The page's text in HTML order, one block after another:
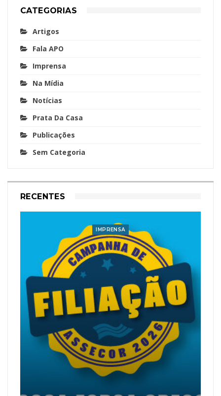
CATEGORIAS
Artigos
Fala APO
Imprensa
Na Mídia
Notícias
Prata Da Casa
Publicações
Sem Categoria
RECENTES
IMPRENSA